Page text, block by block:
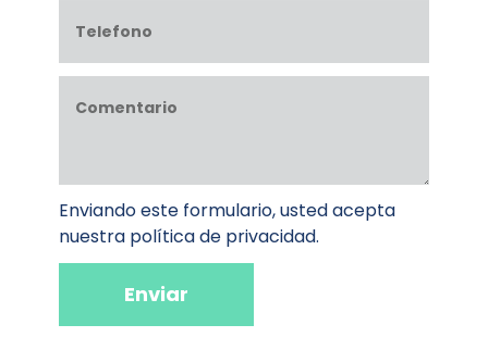
Entra el título del campo
Enviando este formulario, usted acepta
nuestra política de privacidad.
Enviar